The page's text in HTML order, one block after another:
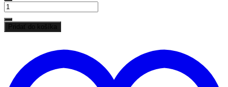
množstvo
Skvele
znejúci
značkový
MEINL
Percussion
Artisan
Pridať do košíka